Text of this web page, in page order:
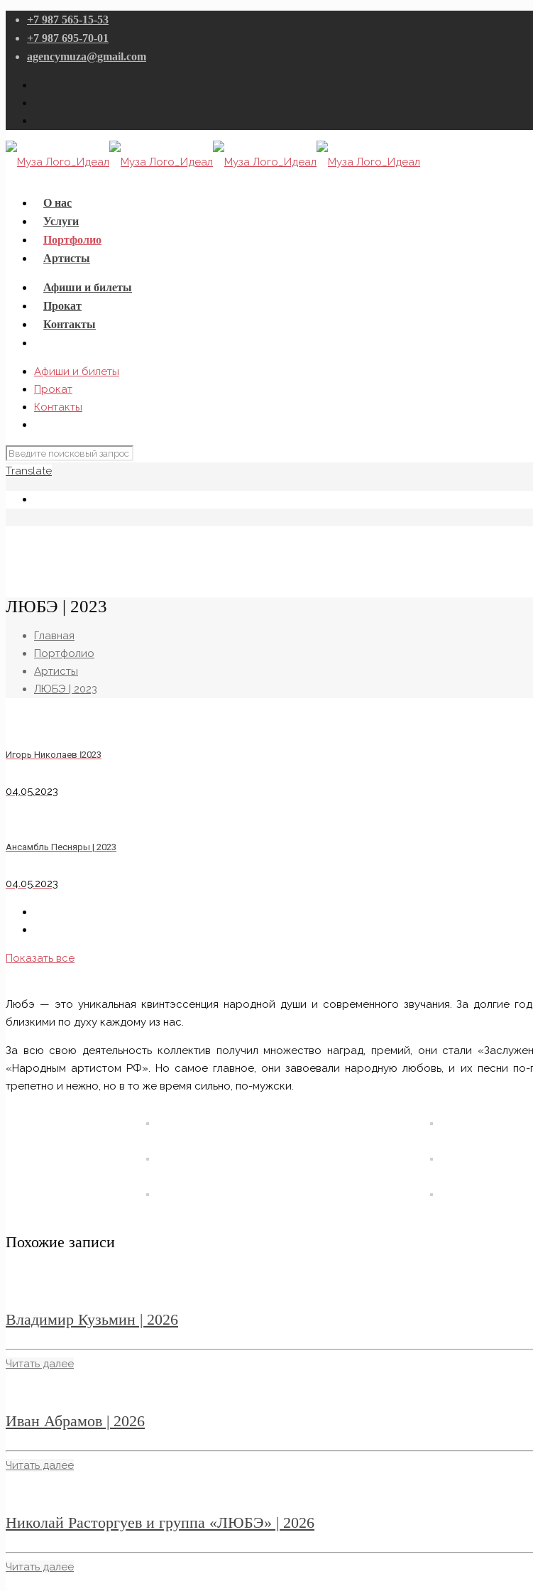
+7 987 565-15-53
+7 987 695-70-01
agencymuza@gmail.com
О нас
Услуги
Портфолио
Артисты
Афиши и билеты
Прокат
Контакты
Афиши и билеты
Прокат
Контакты
Translate
ЛЮБЭ | 2023
Главная
Портфолио
Артисты
ЛЮБЭ | 2023
Игорь Николаев ӏ 2023
04.05.2023
Ансамбль Песняры | 2023
04.05.2023
Показать все
Любэ — это уникальная квинтэссенция народной души и современного звучания. За долгие
близкими по духу каждому из нас.
За всю свою деятельность коллектив получил множество наград, премий, они стали
«Народным артистом РФ». Но самое главное, они завоевали народную любовь, и их песни по-
трепетно и нежно, но в то же время сильно, по-мужски.
Похожие записи
Владимир Кузьмин | 2026
Читать далее
Иван Абрамов | 2026
Читать далее
Николай Расторгуев и группа «ЛЮБЭ» | 2026
Читать далее